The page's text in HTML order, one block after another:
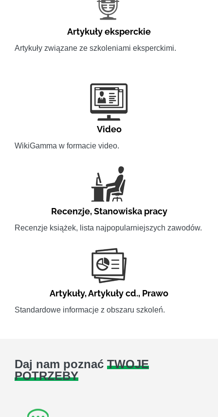
Artykuły eksperckie
Artykuły związane ze szkoleniami eksperckimi.
Video
WikiGamma w formacie video.
Recenzje,Stanowiska pracy
Recenzje książek, lista najpopularniejszych zawodów.
Artykuły,Artykuły cd., Prawo
Standardowe informacje z obszaru szkoleń.
Daj nam poznać TWOJE
POTRZEBY